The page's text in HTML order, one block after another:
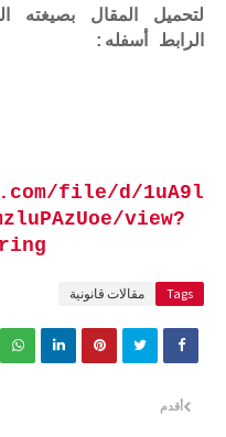
الرابط أسفله:
file/d/1uA9l
view?
Tags مقالات قانونية
أقدم